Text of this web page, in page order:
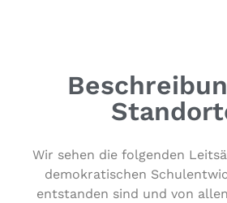
Wir sehen die folgenden
demo­kra­ti­schen
ent­stan­den sind und von